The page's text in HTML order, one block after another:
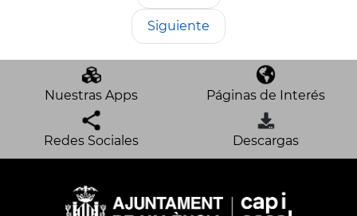
Siguiente
Nuestras Apps Páginas de Interés
Redes Sociales Descargas